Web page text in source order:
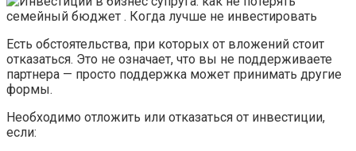
Есть обстоятельства, при которых от вложений стоит
отказаться. Это не означает, что вы не поддерживаете
партнера — просто поддержка может принимать другие
формы.
Необходимо отложить или отказаться от инвестиции,
если: